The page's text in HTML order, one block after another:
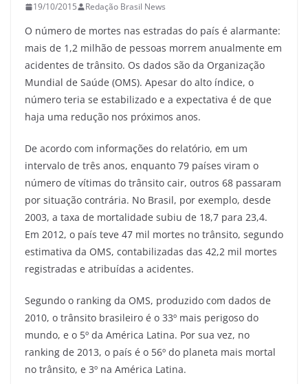
19/10/2015 Redação Brasil News
O número de mortes nas estradas do país é alarmante:
mais de 1,2 milhão de pessoas morrem anualmente em
acidentes de trânsito. Os dados são da Organização
Mundial de Saúde (OMS). Apesar do alto índice, o
número teria se estabilizado e a expectativa é de que
haja uma redução nos próximos anos.
De acordo com informações do relatório, em um
intervalo de três anos, enquanto 79 países viram o
número de vítimas do trânsito cair, outros 68 passaram
por situação contrária. No Brasil, por exemplo, desde
2003, a taxa de mortalidade subiu de 18,7 para 23,4.
Em 2012, o país teve 47 mil mortes no trânsito, segundo
estimativa da OMS, contabilizadas das 42,2 mil mortes
registradas e atribuídas a acidentes.
Segundo o ranking da OMS, produzido com dados de
2010, o trânsito brasileiro é o 33º mais perigoso do
mundo, e o 5º da América Latina. Por sua vez, no
ranking de 2013, o país é o 56º do planeta mais mortal
no trânsito, e 3º na América Latina.